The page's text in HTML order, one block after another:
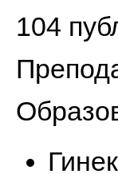
104